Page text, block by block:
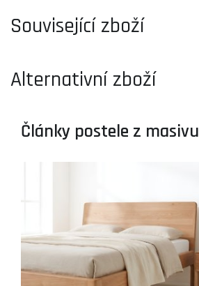
Články postele z masivu
Související zboží
Alternativní zboží